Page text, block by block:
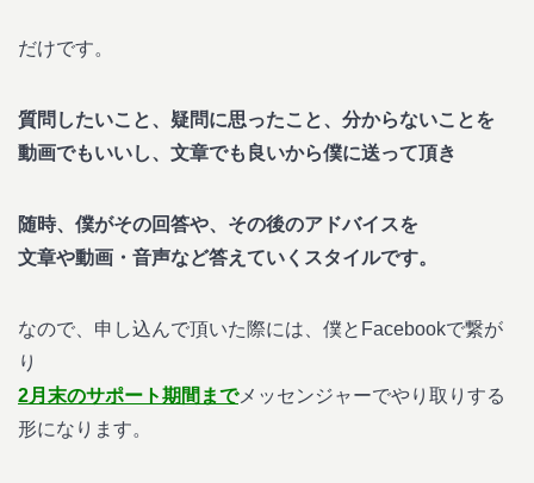
だけです。
質問したいこと、疑問に思ったこと、分からないことを
動画でもいいし、文章でも良いから僕に送って頂き
随時、僕がその回答や、その後のアドバイスを
文章や動画・音声など答えていくスタイルです。
なので、申し込んで頂いた際には、僕とFacebookで繋が
り
2月末のサポート期間までメッセンジャーでやり取りする
形になります。